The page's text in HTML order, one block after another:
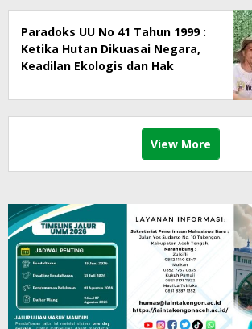
Paradoks UU No 41 Tahun 1999 :
Ketika Hutan Dikuasai Negara,
Keadilan Ekologis dan Hak
View More